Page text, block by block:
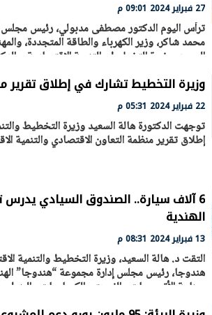
27 فبراير 2024 09:01 م
ترأس اليوم الدكتور مصطفى مدبولي، رئيس مجلس
محمد شاكر، وزير الكهرباء والطاقة المتجددة،
السعيد، وزيرة التخطيط والتنمية الاقتصادية،
وزيرة التخطيط تشارك في إطلاق تقرير
22 فبراير 2024 05:31 م
توجهت الدكتورة هالة السعيد وزيرة التخطيط
إطلاق تقرير منظمة التعاون الاقتصادي والتنمية
6 آلاف سيارة.. الصندوق السيادي
الهندية
13 فبراير 2024 08:31 م
التقت د. هالة السعيد، وزيرة التخطيط والتنمية
هندوجا، رئيس مجلس إدارة مجموعة “هندوجا”
صناعة الأتوبيسات والزيوت والكيماويات
على رئيس الوزراء يتابع
بتنفيذ التوجيهات الرئاسية